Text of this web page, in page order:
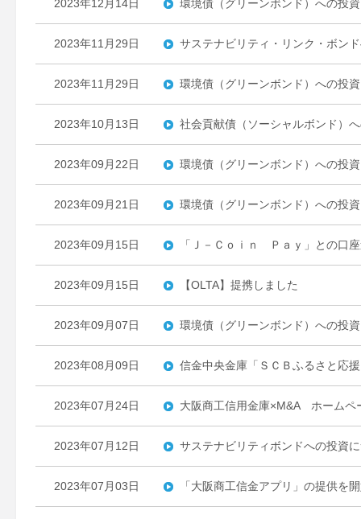
2023年12月14日 環境債（グリーンボンド）への投
2023年11月29日 サステナビリティ・リンク・ボン
2023年11月29日 環境債（グリーンボンド）への投
2023年10月13日 社会貢献債（ソーシャルボンド）
2023年09月22日 環境債（グリーンボンド）への投
2023年09月21日 環境債（グリーンボンド）への投
2023年09月15日 「Ｊ－Ｃｏｉｎ Ｐａｙ」との口
2023年09月15日 【OLTA】提携しました
2023年09月07日 環境債（グリーンボンド）への投
2023年08月09日 信金中央金庫「ＳＣＢふるさと応
2023年07月24日 大阪商工信用金庫×M&A ホームペ
2023年07月12日 サステナビリティボンドへの投資
2023年07月03日 「大阪商工信金アプリ」の提供を